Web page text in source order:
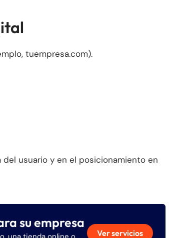
tuempresa.com).
usuario y en el posicionamiento en
su empresa
Ver servicios